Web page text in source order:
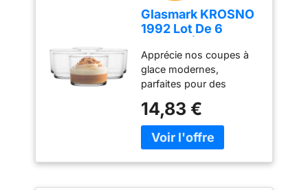
Glasmark KROSNO
1992 Lot De 6
Verre Transparent
Coupes À Dessert
Lavables Au Lave-
Vaisselle 170 ml
Apprécie nos coupes à
glace modernes,
parfaites pour des
créatifs, du tiramisu aux
verrines fruitées. Ces
coupes en verre
beauté de chaque
14,83 €